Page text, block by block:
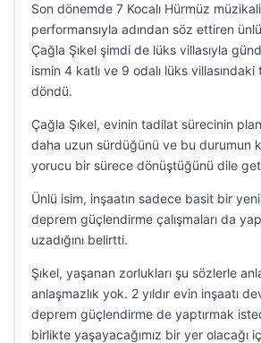
Son dönemde 7 Kocalı Hürmüz
performansıyla adından söz ettiren
Çağla Şıkel şimdi de lüks villasıyla
ismin 4 katlı ve 9 odalı lüks
döndü.
Çağla Şıkel, evinin tadilat sürecinin
daha uzun sürdüğünü ve bu durumun
yorucu bir sürece dönüştüğünü dile
Ünlü isim, inşaatın sadece basit bir
deprem güçlendirme çalışmaları da
uzadığını belirtti.
Şıkel, yaşanan zorlukları şu sözlerle
anlaşmazlık yok. 2 yıldır evin inşaatı
deprem güçlendirme de yaptırmak
birlikte yaşayacağımız bir yer olacağı